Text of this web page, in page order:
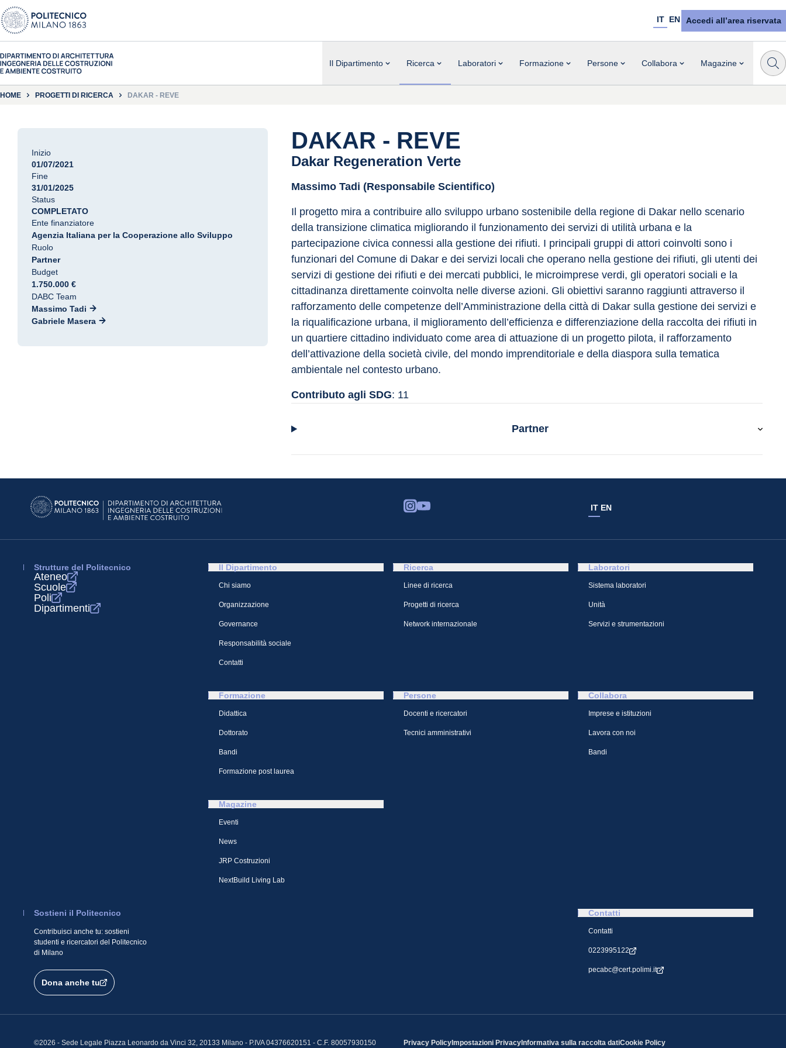
IT EN Accedi all’area riservata
Il Dipartimento Ricerca Laboratori Formazione Persone Collabora Magazine
HOME PROGETTI DI RICERCA DAKAR - REVE
Inizio
01/07/2021
Fine
31/01/2025
Status
COMPLETATO
Ente finanziatore
Agenzia Italiana per la Cooperazione allo Sviluppo
Ruolo
Partner
Budget
1.750.000 €
DABC Team
Massimo Tadi
Gabriele Masera
DAKAR - REVE
Dakar Regeneration Verte
Massimo Tadi (Responsabile Scientifico)
Il progetto mira a contribuire allo sviluppo urbano sostenibile della regione di Dakar nello scenario
della transizione climatica migliorando il funzionamento dei servizi di utilità urbana e la
partecipazione civica connessi alla gestione dei rifiuti. I principali gruppi di attori coinvolti sono i
funzionari del Comune di Dakar e dei servizi locali che operano nella gestione dei rifiuti, gli utenti dei
servizi di gestione dei rifiuti e dei mercati pubblici, le microimprese verdi, gli operatori sociali e la
cittadinanza direttamente coinvolta nelle diverse azioni. Gli obiettivi saranno raggiunti attraverso il
rafforzamento delle competenze dell’Amministrazione della città di Dakar sulla gestione dei servizi e
la riqualificazione urbana, il miglioramento dell’efficienza e differenziazione della raccolta dei rifiuti in
un quartiere cittadino individuato come area di attuazione di un progetto pilota, il rafforzamento
dell’attivazione della società civile, del mondo imprenditoriale e della diaspora sulla tematica
ambientale nel contesto urbano.
Contributo agli SDG: 11
Partner
IT EN
Strutture del Politecnico
Ateneo
Scuole
Poli
Dipartimenti
Il Dipartimento
Chi siamo
Organizzazione
Governance
Responsabilità sociale
Contatti
Ricerca
Linee di ricerca
Progetti di ricerca
Network internazionale
Laboratori
Sistema laboratori
Unità
Servizi e strumentazioni
Formazione
Didattica
Dottorato
Bandi
Formazione post laurea
Persone
Docenti e ricercatori
Tecnici amministrativi
Collabora
Imprese e istituzioni
Lavora con noi
Bandi
Magazine
Eventi
News
JRP Costruzioni
NextBuild Living Lab
Sostieni il Politecnico
Contribuisci anche tu: sostieni
studenti e ricercatori del Politecnico
di Milano
Dona anche tu
Contatti
Contatti
0223995122
pecabc@cert.polimi.it
©2026 - Sede Legale Piazza Leonardo da Vinci 32, 20133 Milano - P.IVA 04376620151 - C.F. 80057930150 Privacy Policy Impostazioni Privacy Informativa sulla raccolta datiCookie Policy